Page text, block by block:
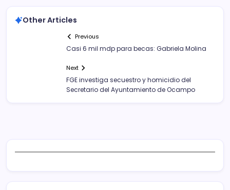
Other Articles
Previous
Casi 6 mil mdp para becas: Gabriela Molina
Next
FGE investiga secuestro y homicidio del
Secretario del Ayuntamiento de Ocampo